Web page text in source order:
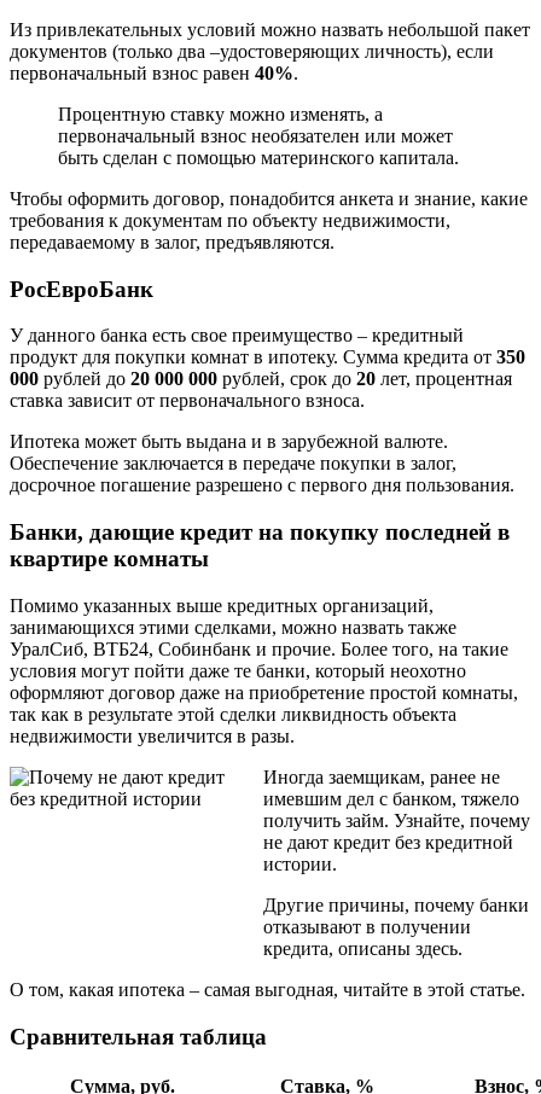
Из привлекательных условий можно назвать небольшой пакет
документов (только два –удостоверяющих личность), если
первоначальный взнос равен 40%.
Процентную ставку можно изменять, а
первоначальный взнос необязателен или может
быть сделан с помощью материнского капитала.
Чтобы оформить договор, понадобится анкета и знание, какие
требования к документам по объекту недвижимости,
передаваемому в залог, предъявляются.
РосЕвроБанк
У данного банка есть свое преимущество – кредитный
продукт для покупки комнат в ипотеку. Сумма кредита от 350
000 рублей до 20 000 000 рублей, срок до 20 лет, процентная
ставка зависит от первоначального взноса.
Ипотека может быть выдана и в зарубежной валюте.
Обеспечение заключается в передаче покупки в залог,
досрочное погашение разрешено с первого дня пользования.
Банки, дающие кредит на покупку последней в
квартире комнаты
Помимо указанных выше кредитных организаций,
занимающихся этими сделками, можно назвать также
УралСиб, ВТБ24, Собинбанк и прочие. Более того, на такие
условия могут пойти даже те банки, который неохотно
оформляют договор даже на приобретение простой комнаты,
так как в результате этой сделки ликвидность объекта
недвижимости увеличится в разы.
Иногда заемщикам, ранее не
имевшим дел с банком, тяжело
получить займ. Узнайте, почему
не дают кредит без кредитной
истории.
Другие причины, почему банки
отказывают в получении
кредита, описаны здесь.
О том, какая ипотека – самая выгодная, читайте в этой статье.
Сравнительная таблица
Сумма, руб. Ставка, % Взнос,